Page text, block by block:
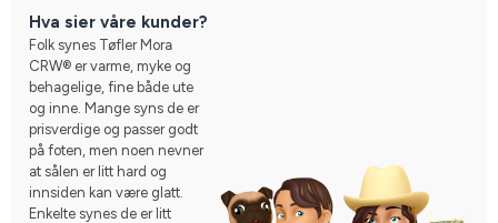
Hva sier våre kunder?
Folk synes Tøfler Mora
CRW® er varme, myke og
behagelige, fine både ute
og inne. Mange syns de er
prisverdige og passer godt
på foten, men noen nevner
at sålen er litt hard og
innsiden kan være glatt.
Enkelte synes de er litt